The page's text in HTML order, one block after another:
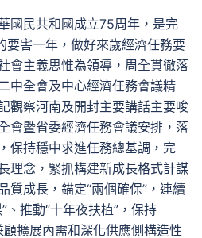
國民共和國成立75周年，是完
要害一年，做好來歲經濟任務要
會主義思惟為領導，周全貫徹落
中全會及中心經濟任務會議精
觀察河南及開封主要講話主要唆
會暨省委經濟任務會議安排，落
保持穩中求進任務總基調，完
理念，緊抓構建新成長格式計謀
質成長，錨定“兩個確保”，連續
、推動“十年夜扶植”，保持
顧擴展內需和深化供應側構造性